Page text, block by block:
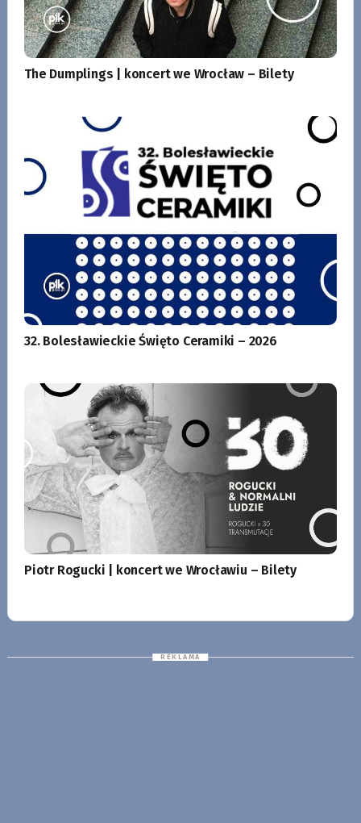
The Dumplings | koncert we Wrocław – Bilety
32. Bolesławieckie Święto Ceramiki – 2026
Piotr Rogucki | koncert we Wrocławiu – Bilety